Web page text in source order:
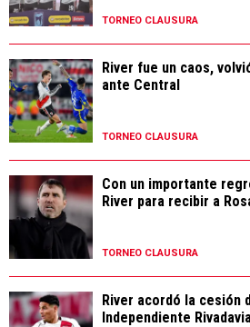
TORNEO CLAUSURA
River fue un caos,
ante Central
TORNEO CLAUSURA
Con un importante
River para recibir a
TORNEO CLAUSURA
River acordó la cesión
Independiente